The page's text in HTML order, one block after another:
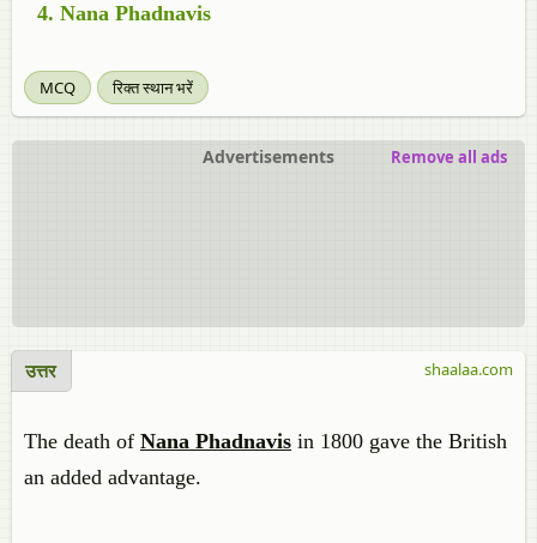
Nana Phadnavis
MCQ रिक्त स्थान भरें
Advertisements Remove all ads
उत्तर
The death of Nana Phadnavis in 1800 gave the British
an added advantage.
shaalaa.com